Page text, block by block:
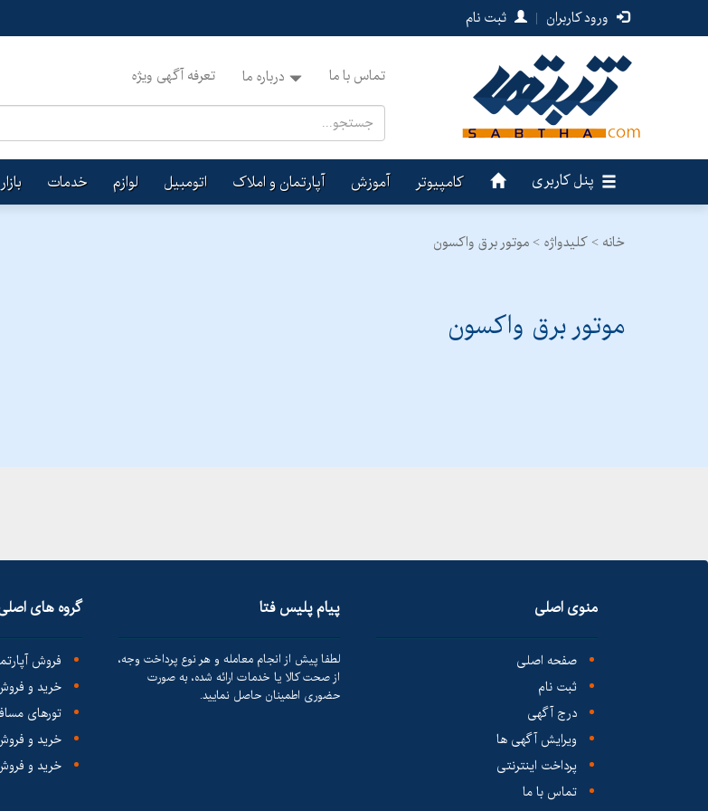
ورود کاربران | ثبت نام
تماس با ما درباره ما تعرفه آگهی ویژه
پنل کاربری کامپیوتر آموزش آپارتمان و املاک اتومبیل لوازم خدمات
خانه > کلیدواژه > موتور برق واکسون
موتور برق واکسون
منوی اصلی
صفحه اصلی
ثبت نام
درج آگهی
ویرایش آگهی ها
پرداخت اینترنتی
تماس با ما
پیام پلیس فتا
لطفا پیش از انجام معامله و هر نوع پرداخت وجه،
از صحت کالا یا خدمات ارائه شده، به صورت
حضوری اطمینان حاصل نمایید.
گروه های
فروش
خرید و
تورهای
خرید و
خرید و